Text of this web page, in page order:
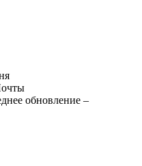
обновление –